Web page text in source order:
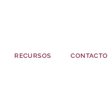
RECURSOS CONTACTO